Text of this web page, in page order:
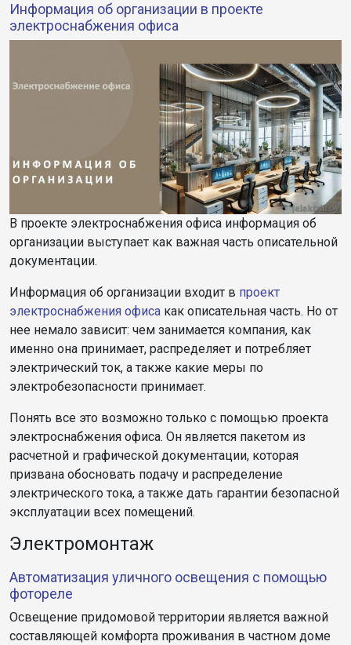
Информация об организации в проекте
электроснабжения офиса
В проекте электроснабжения офиса информация об
организации выступает как важная часть описательной
документации.
Информация об организации входит в проект
электроснабжения офиса как описательная часть. Но от
нее немало зависит: чем занимается компания, как
именно она принимает, распределяет и потребляет
электрический ток, а также какие меры по
электробезопасности принимает.
Понять все это возможно только с помощью проекта
электроснабжения офиса. Он является пакетом из
расчетной и графической документации, которая
призвана обосновать подачу и распределение
электрического тока, а также дать гарантии безопасной
эксплуатации всех помещений.
Электромонтаж
Автоматизация уличного освещения с помощью
фотореле
Освещение придомовой территории является важной
составляющей комфорта проживания в частном доме